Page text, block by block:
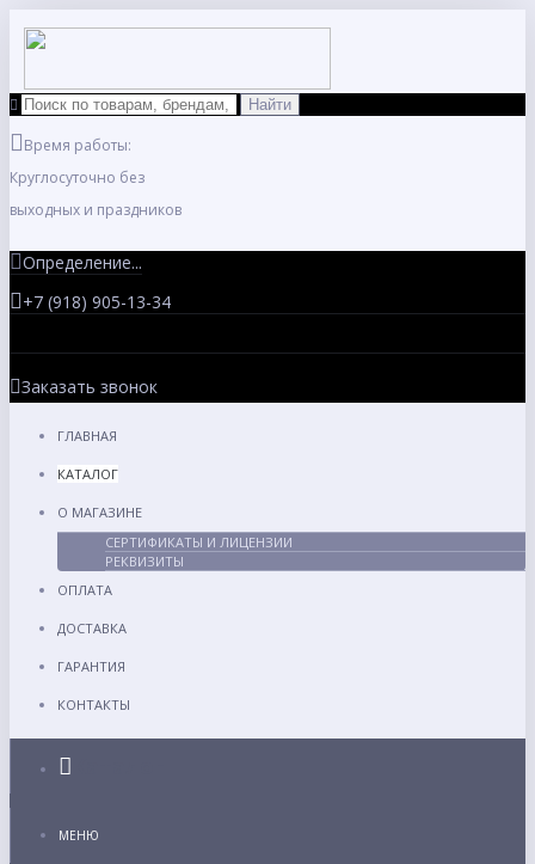
Время работы:
Круглосуточно без
выходных и праздников
Определение...
+7 (918) 905-13-34
Заказать звонок
ГЛАВНАЯ
КАТАЛОГ
О МАГАЗИНЕ
СЕРТИФИКАТЫ И ЛИЦЕНЗИИ
РЕКВИЗИТЫ
ОПЛАТА
ДОСТАВКА
ГАРАНТИЯ
КОНТАКТЫ
МЕНЮ